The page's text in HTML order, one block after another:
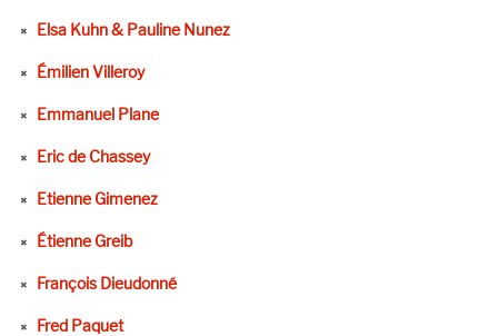
Elsa Kuhn & Pauline Nunez
Émilien Villeroy
Emmanuel Plane
Eric de Chassey
Etienne Gimenez
Étienne Greib
François Dieudonné
Fred Paquet